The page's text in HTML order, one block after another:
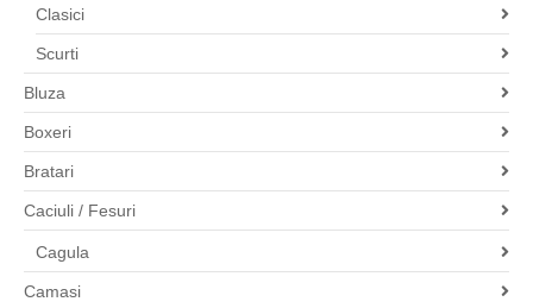
Clasici
Scurti
Bluza
Boxeri
Bratari
Caciuli / Fesuri
Cagula
Camasi